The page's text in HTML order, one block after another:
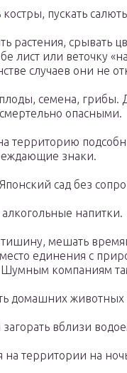
костры, пускать
растения, срывать
лист или веточку
случаев они не
семена, грибы.
смертельно опасными.
территорию
знаки.
сад без
алкогольные напитки.
мешать
единения с
компаниям
домашних животных
загорать вблизи
на территории на